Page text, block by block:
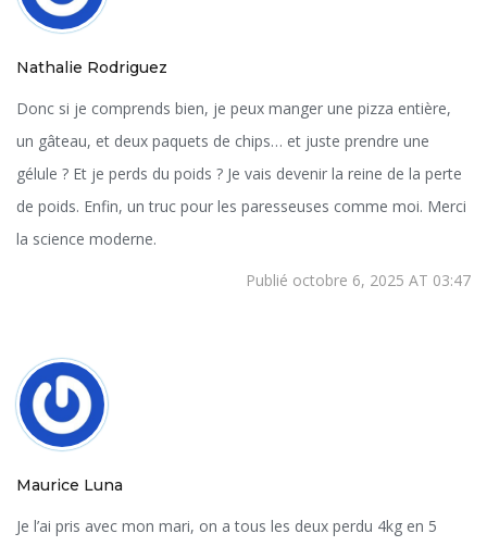
Nathalie Rodriguez
Donc si je comprends bien, je peux manger une pizza entière,
un gâteau, et deux paquets de chips… et juste prendre une
gélule ? Et je perds du poids ? Je vais devenir la reine de la perte
de poids. Enfin, un truc pour les paresseuses comme moi. Merci
la science moderne.
Publié octobre 6, 2025 AT 03:47
Maurice Luna
Je l’ai pris avec mon mari, on a tous les deux perdu 4kg en 5